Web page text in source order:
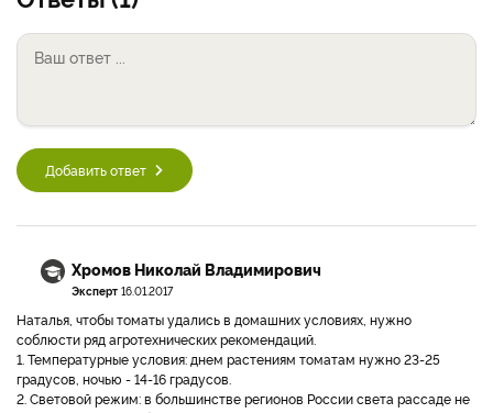
Добавить ответ
Хромов Николай Владимирович
Эксперт 16.01.2017
Наталья, чтобы томаты удались в домашних условиях, нужно
соблюсти ряд агротехнических рекомендаций.
1. Температурные условия: днем растениям томатам нужно 23-25
градусов, ночью - 14-16 градусов.
2. Световой режим: в большинстве регионов России света рассаде не